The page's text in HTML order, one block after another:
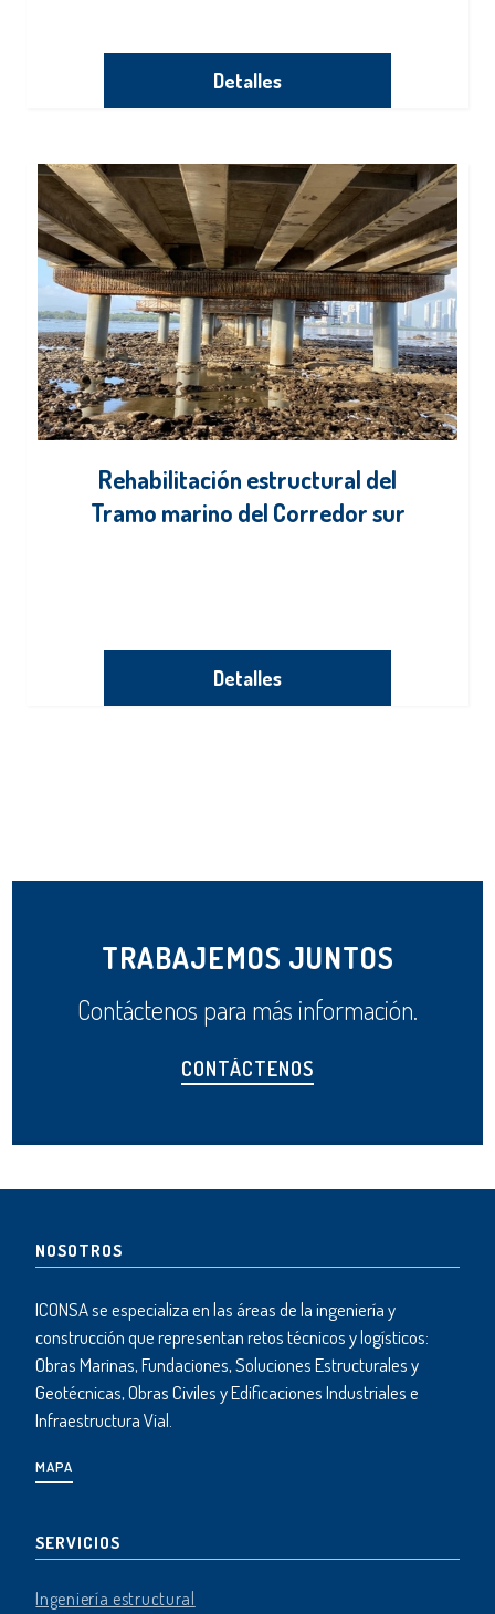
Detalles
Rehabilitación estructural del
Tramo marino del Corredor sur
Detalles
TRABAJEMOS JUNTOS
Contáctenos para más información.
CONTÁCTENOS
NOSOTROS
ICONSA se especializa en las áreas de la ingeniería y
construcción que representan retos técnicos y logísticos:
Obras Marinas, Fundaciones, Soluciones Estructurales y
Geotécnicas, Obras Civiles y Edificaciones Industriales e
Infraestructura Vial.
MAPA
SERVICIOS
Ingeniería estructural